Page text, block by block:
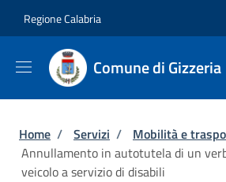
Regione Calabria
Comune di Gizzeria
Briciole di pane
Home / Servizi / Mobilità e
Annullamento in autotutela di un
veicolo a servizio di disabili